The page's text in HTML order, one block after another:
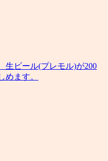
生ビール(プレモル)が200
めます。